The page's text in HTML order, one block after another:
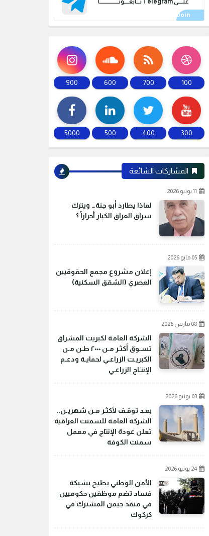
100
700
600
900
300
400
500
5000
المشاركات الشائعة
11 يونيو 2026
لماذا يطارد أبو جنة… ويترك
سراق العراق الكبار أحراراً ؟
05 مايو 2026
إعلان مشروع مجمع الحقوقيين
العصري (الشقق السكنية)
08 مارس 2026
الشركة العامة لكبريت المشراق
تسـوق أكثـر مـن ٢٠٠٠ طـن مـن
الكبريـت الزراعـي لحمايـة ودعـم
الإنتـاج الزراعـي
03 يونيو 2026
بعـد توقـف لأكثـر مـن شهريـن..
الشركة العامة للسمنت العراقية
تعلن عودة الإنتاج في معمل
سمنت الكوفة
24 يونيو 2026
الأمن الوطني يطيح بشبكة
فساد تضم موظفين حكوميين
في منفذ جيمن المشترك في
كركوك